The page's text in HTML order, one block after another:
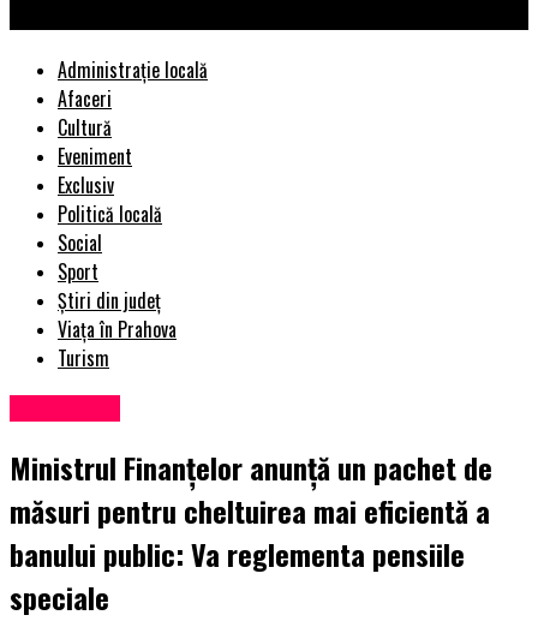
Administrație locală
Afaceri
Cultură
Eveniment
Exclusiv
Politică locală
Social
Sport
Știri din județ
Viața în Prahova
Turism
Ministrul Finanţelor anunţă un pachet de
măsuri pentru cheltuirea mai eficientă a
banului public: Va reglementa pensiile
speciale